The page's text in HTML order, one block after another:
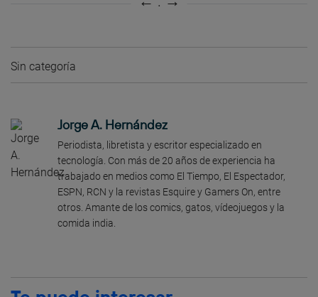
Sin categoría
Jorge A. Hernández
Periodista, libretista y escritor especializado en
tecnología. Con más de 20 años de experiencia ha
trabajado en medios como El Tiempo, El Espectador,
ESPN, RCN y la revistas Esquire y Gamers On, entre
otros. Amante de los comics, gatos, vídeojuegos y la
comida india.